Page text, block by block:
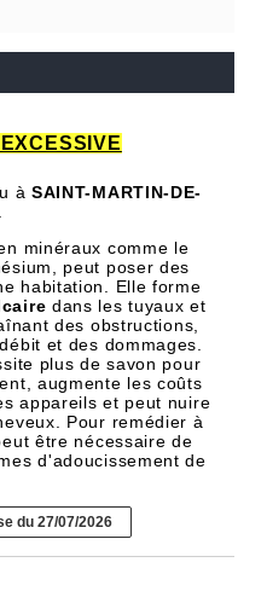
à SAINT-MARTIN-DE-
minéraux comme le
peut poser des
habitation. Elle forme
dans les tuyaux et
des obstructions,
et des dommages.
plus de savon pour
augmente les coûts
appareils et peut nuire
Pour remédier à
être nécessaire de
d'adoucissement de
du 27/07/2026